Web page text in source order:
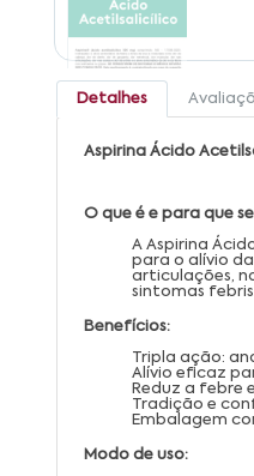
Detalhes
Aspirina Ácido
O que é e para que
A Aspirina
para o alívio
articulações,
sintomas
Benefícios:
Tripla ação:
Alívio eficaz
Reduz a febre
Tradição e
Embalagem
Modo de uso: